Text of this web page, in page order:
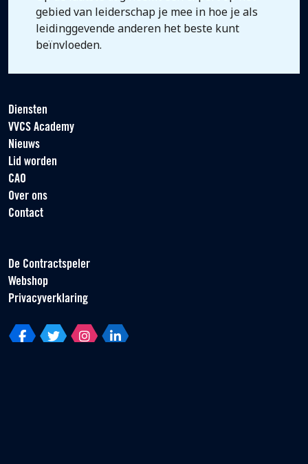
gebied van leiderschap je mee in hoe je als
leidinggevende anderen het beste kunt
beïnvloeden.
Diensten
VVCS Academy
Nieuws
Lid worden
CAO
Over ons
Contact
De Contractspeler
Webshop
Privacyverklaring